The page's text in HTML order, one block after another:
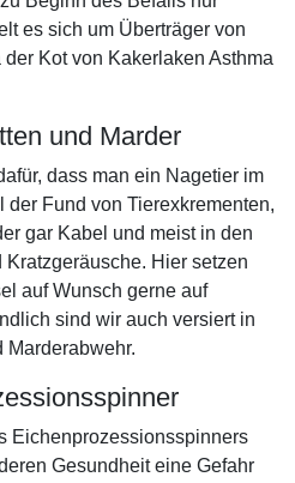
es sich um Überträger von
Kot von Kakerlaken Asthma
und Marder
dass man ein Nagetier im
Fund von Tierexkrementen,
gar Kabel und meist in den
Hier setzen
auf Wunsch gerne auf
sind wir auch versiert in
Marderabwehr.
Eichenprozessionsspinners
Gesundheit eine Gefahr